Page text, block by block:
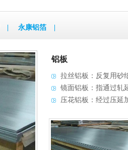
永康铝箔
铝板
拉丝铝板：反复用砂
镜面铝板：指通过轧
压花铝板：经过压延